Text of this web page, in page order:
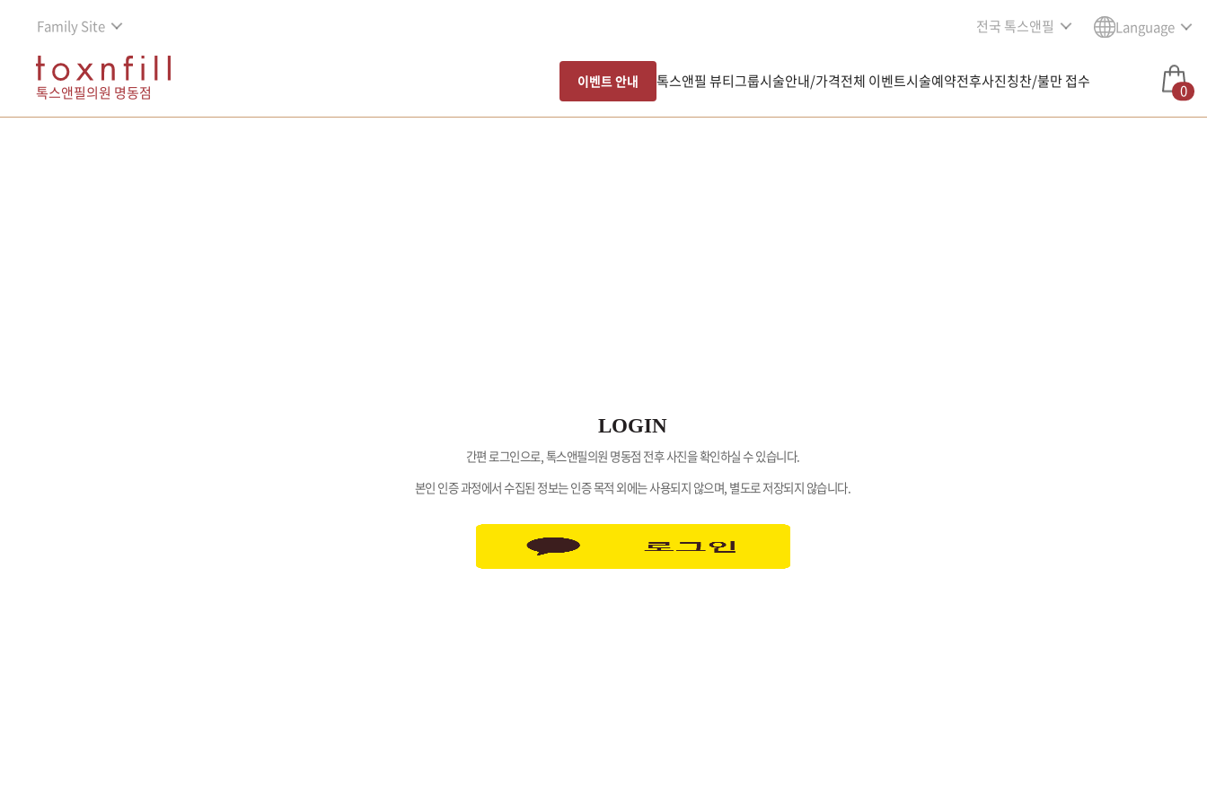
Family Site 전국 톡스앤필 Language
톡스앤필의원 명동점
이벤트 안내 톡스앤필 뷰티그룹시술안내/가격전체 이벤트시술예약전후사진칭찬/불만 접수 0
LOGIN
간편 로그인으로, 톡스앤필의원 명동점 전후 사진을 확인하실 수 있습니다.
본인 인증 과정에서 수집된 정보는 인증 목적 외에는 사용되지 않으며, 별도로 저장되지 않습니다.